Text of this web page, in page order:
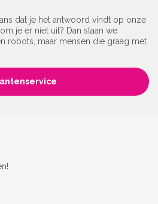
dat je het antwoord vindt op onze
je er niet uit? Dan staan we
robots, maar mensen die graag met